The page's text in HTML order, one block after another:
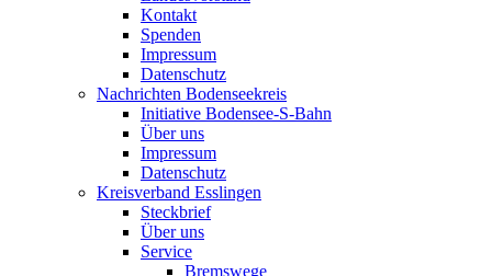
Kontakt
Spenden
Impressum
Datenschutz
Nachrichten Bodenseekreis
Initiative Bodensee-S-Bahn
Über uns
Impressum
Datenschutz
Kreisverband Esslingen
Steckbrief
Über uns
Service
Bremswege